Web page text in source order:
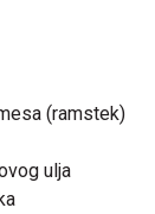
(ramstek)
ulja